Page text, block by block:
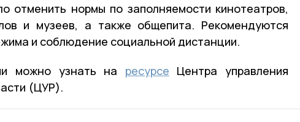
отменить нормы по заполняемости кинотеатров,
и музеев, а также общепита. Рекомендуются
и соблюдение социальной дистанции.
можно узнать на ресурсе Центра управления
(ЦУР).